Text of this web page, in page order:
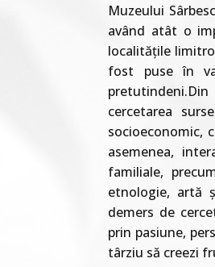
Muzeului
având atât o
localitățile
fost puse în
cercetarea
socioeconomic,
asemenea,
familiale,
etnologie, artă
demers de
prin pasiune,
târziu să creezi